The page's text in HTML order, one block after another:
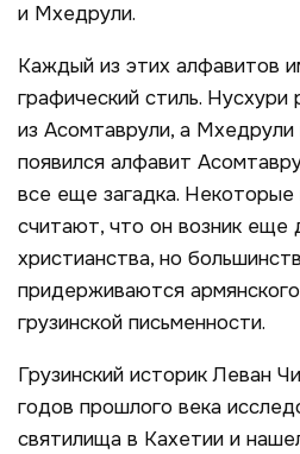
и Мхедрули.
Каждый из этих алфавитов
графический стиль. Нусхури
из Асомтаврули, а Мхедрули
появился алфавит
все еще загадка. Некоторые
считают, что он возник еще
христианства, но
придерживаются
грузинской письменности.
Грузинский историк Леван
годов прошлого века
святилища в Кахетии и